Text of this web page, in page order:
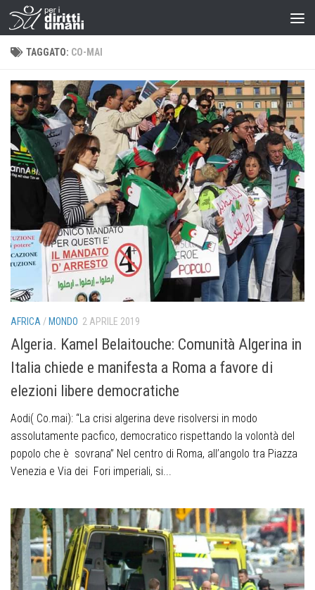
TAGGATO: CO-MAI
AFRICA /MONDO 2 APRILE 2019
Algeria. Kamel Belaitouche: Comunità Algerina in
Italia chiede e manifesta a Roma a favore di
elezioni libere democratiche
Aodi( Co.mai): “La crisi algerina deve risolversi in modo
assolutamente pacfico, democratico rispettando la volontà del
popolo che è sovrana” Nel centro di Roma, all’angolo tra Piazza
Venezia e Via dei Fori imperiali, si...